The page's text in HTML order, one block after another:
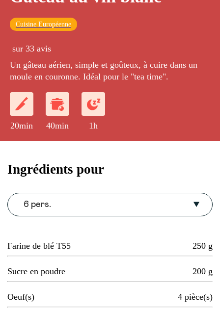
Cuisine Européenne
sur 33 avis
Un gâteau aérien, simple et goûteux, à cuire dans un
moule en couronne. Idéal pour le "tea time".
20min 40min 1h
Ingrédients pour
6 pers.
Farine de blé T55 250 g
Sucre en poudre 200 g
Oeuf(s) 4 pièce(s)